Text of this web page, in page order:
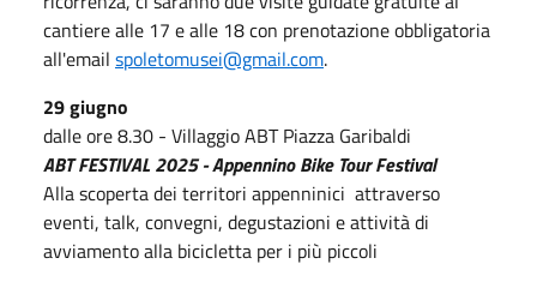
cantiere alle 17 e alle 18 con prenotazione obbligatoria
all'email spoletomusei@gmail.com.
29 giugno
dalle ore 8.30 - Villaggio ABT Piazza Garibaldi
ABT FESTIVAL 2025 - Appennino Bike Tour Festival
Alla scoperta dei territori appenninici attraverso
eventi, talk, convegni, degustazioni e attività di
avviamento alla bicicletta per i più piccoli